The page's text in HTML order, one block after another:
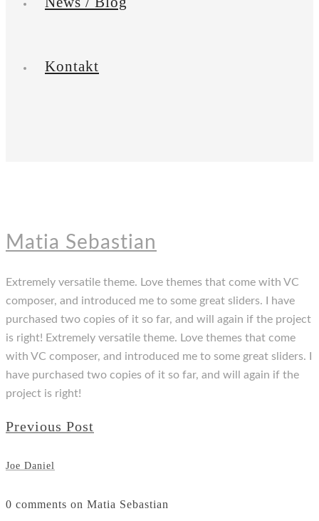
Kontakt
Matia Sebastian
Extremely versatile theme. Love themes that come with VC
composer, and introduced me to some great sliders. I have
purchased two copies of it so far, and will again if the project
is right! Extremely versatile theme. Love themes that come
with VC composer, and introduced me to some great sliders. I
have purchased two copies of it so far, and will again if the
project is right!
Previous Post
Joe Daniel
0 comments on Matia Sebastian